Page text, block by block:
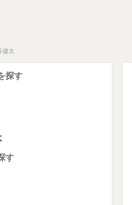
健太
探す
す